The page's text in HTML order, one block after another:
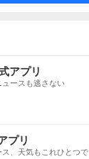
アプリ
ースも逃さない
プリ
、天気もこれひとつで